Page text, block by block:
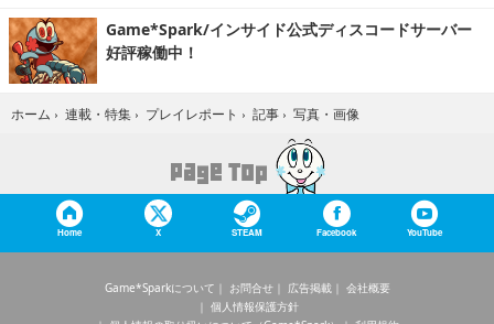
Game*Spark/インサイド公式ディスコードサーバー
好評稼働中！
ホーム › 連載・特集 › プレイレポート › 記事 › 写真・画像
Home X STEAM Facebook YouTube
Game*Sparkについて お問合せ 広告掲載
会社概要
個人情報保護方針